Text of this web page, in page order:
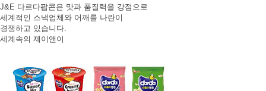
J&E 다르다팝콘은 맛과 품질력을 강점으로
세계적인 스낵업체와 어깨를 나란이
경쟁하고 있습니다.
세계속의 제이앤이